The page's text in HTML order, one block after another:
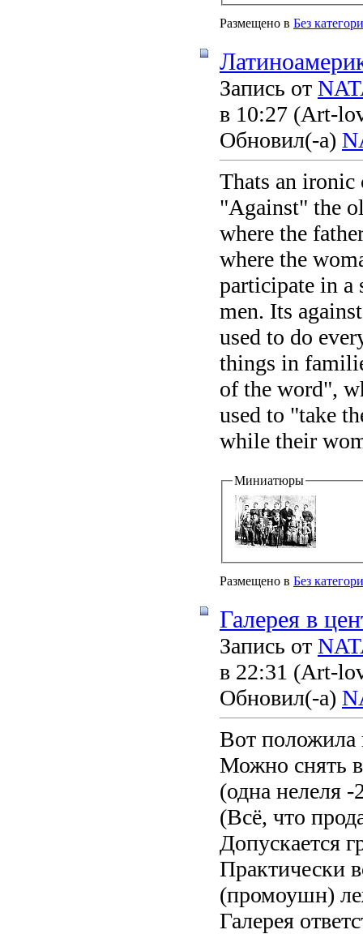
Размещено в Без
Запись от
в 10:27 (Art-
Обновил(-а)
Thats an
"Against" the
where the
where the
participate in a
men. Its
used to do
things in
of the word",
used to "take
while their
Миниатюры
Размещено в Без
Галерея в
Запись от
в 22:31 (Art-
Обновил(-а)
Вот положила
Можно снять
(одна нелеля
(Всё, что
Допускается
Практически
(промоушн)
Галерея